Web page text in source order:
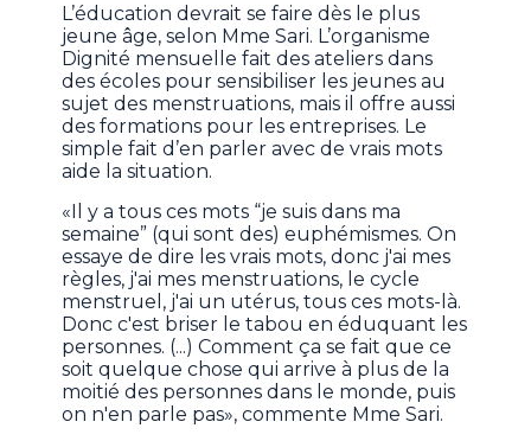
L’éducation devrait se faire dès le plus
jeune âge, selon Mme Sari. L’organisme
Dignité mensuelle fait des ateliers dans
des écoles pour sensibiliser les jeunes au
sujet des menstruations, mais il offre aussi
des formations pour les entreprises. Le
simple fait d’en parler avec de vrais mots
aide la situation.
«Il y a tous ces mots “je suis dans ma
semaine” (qui sont des) euphémismes. On
essaye de dire les vrais mots, donc j'ai mes
règles, j'ai mes menstruations, le cycle
menstruel, j'ai un utérus, tous ces mots-là.
Donc c'est briser le tabou en éduquant les
personnes. (...) Comment ça se fait que ce
soit quelque chose qui arrive à plus de la
moitié des personnes dans le monde, puis
on n'en parle pas», commente Mme Sari.